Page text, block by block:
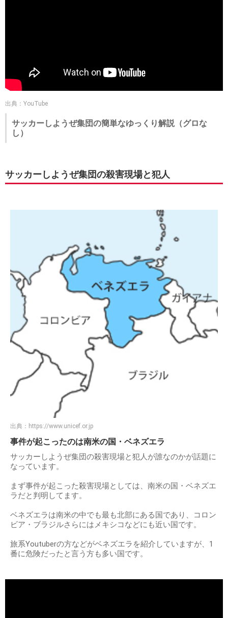
出典：YouTube
サッカーしようぜ集団の簡単なゆっくり解説（グロな
し）
サッカーしようぜ集団の殺害現場と犯人
出典： https://www.unicef.or.jp
事件が起こったのは南米の国・ベネズエラ
サッカーしようぜ集団の殺害現場と犯人が誰なのかが話題に
なっています。
まず事件が起こった殺害現場としては、南米の国・ベネズエ
ラだと判明してます。
ベネズエラは南米の中でも最も北部にある国であり、コロン
ビア・ブラジルさらにはメキシコなどにも近い国です。
旅系Youtuberの方などがベネズエラを紹介していますが、1
番に危険だったと言う方も多い国です。